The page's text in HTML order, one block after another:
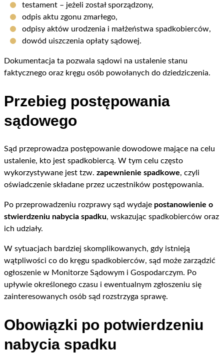
testament – jeżeli został sporządzony,
odpis aktu zgonu zmarłego,
odpisy aktów urodzenia i małżeństwa spadkobierców,
dowód uiszczenia opłaty sądowej.
Dokumentacja ta pozwala sądowi na ustalenie stanu
faktycznego oraz kręgu osób powołanych do dziedziczenia.
Przebieg postępowania
sądowego
Sąd przeprowadza postępowanie dowodowe mające na celu
ustalenie, kto jest spadkobiercą. W tym celu często
wykorzystywane jest tzw. zapewnienie spadkowe, czyli
oświadczenie składane przez uczestników postępowania.
Po przeprowadzeniu rozprawy sąd wydaje postanowienie o
stwierdzeniu nabycia spadku, wskazując spadkobierców oraz
ich udziały.
W sytuacjach bardziej skomplikowanych, gdy istnieją
wątpliwości co do kręgu spadkobierców, sąd może zarządzić
ogłoszenie w Monitorze Sądowym i Gospodarczym. Po
upływie określonego czasu i ewentualnym zgłoszeniu się
zainteresowanych osób sąd rozstrzyga sprawę.
Obowiązki po potwierdzeniu
nabycia spadku